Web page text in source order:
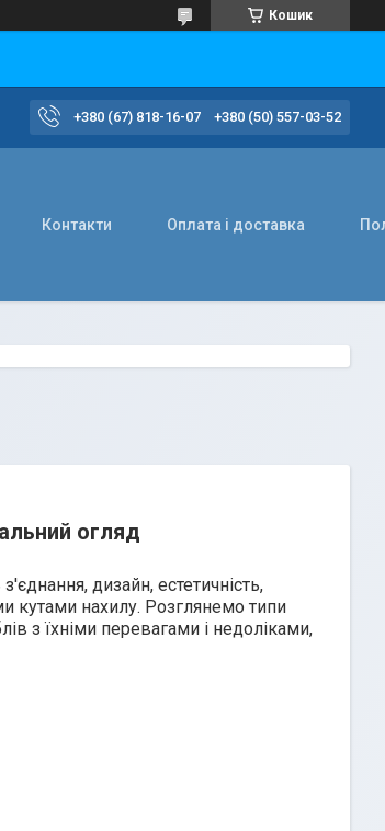
Кошик
+380 (67) 818-16-07 +380 (50) 557-03-52
Контакти Оплата і доставка
огляд
дизайн, естетичність,
кутами нахилу. Розглянемо типи
з їхніми перевагами і недоліками,